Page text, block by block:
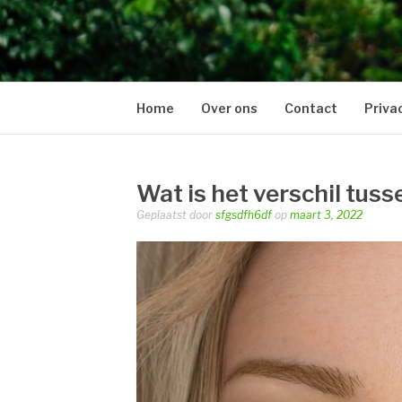
Just another WordPress site
Home Over ons Contact
Wat is het verschil
Geplaatst door sfgsdfh6df op maart 3, 2022